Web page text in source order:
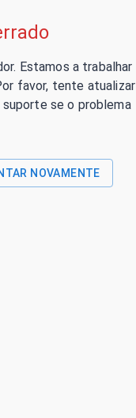
Estamos a trabalhar
favor, tente atualizar
se o problema
NOVAMENTE